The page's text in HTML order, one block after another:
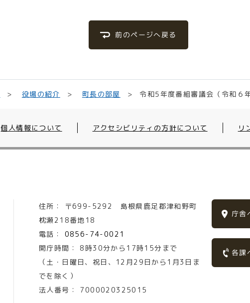
前のページへ戻る
役場の紹介 町長の部屋 令和5年度番組審議会（令和６
個人情報について アクセシビリティの方針について リ
住所： 〒699-5292 島根県鹿足郡津和野町
枕瀬218番地18
電話：
0856-74-0021
開庁時間：
8時30分から17時15分まで
（土・日曜日、祝日、12月29日から1月3日ま
でを除く）
法人番号：
7000020325015
庁舎
各課